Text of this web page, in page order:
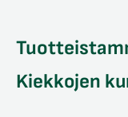
Kiekkojen